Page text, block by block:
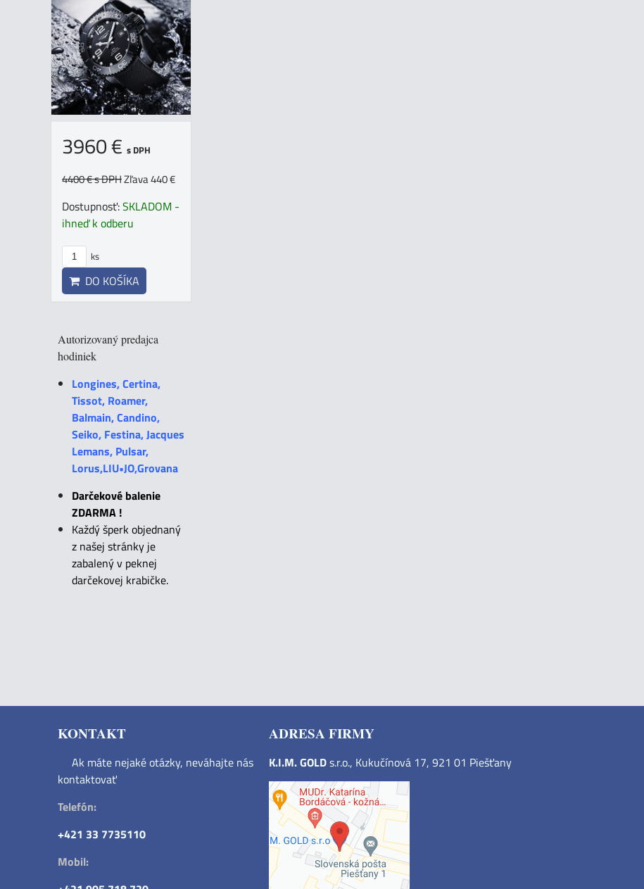
3960 € s DPH
4400 €s DPHZľava 440 €
Dostupnosť:SKLADOM -
ihneď k odberu
ks
DO KOŠÍKA
Autorizovaný predajca
hodiniek
Longines, Certina,
Tissot, Roamer,
Balmain, Candino,
Seiko, Festina, Jacques
Lemans, Pulsar,
Lorus,LIU•JO,Grovana
Darčekové balenie
ZDARMA !
Každý šperk objednaný
z našej stránky je
zabalený v peknej
darčekovej krabičke.
KONTAKT
Ak máte nejaké otázky, neváhajte nás
kontaktovať
Telefón:
+421 33 7735110
Mobil:
ADRESA FIRMY
K.I.M. GOLDs.r.o., Kukučínová 17, 921 01 Piešťany